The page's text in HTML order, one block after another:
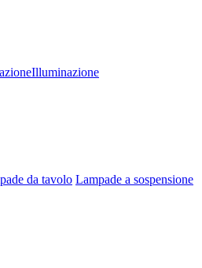
Illuminazione
da tavolo Lampade a sospensione